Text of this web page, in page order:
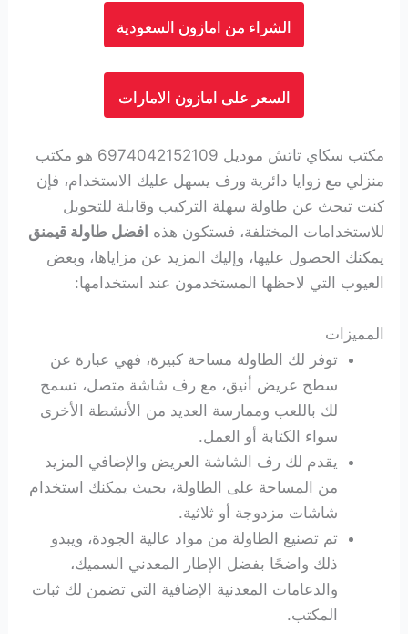
الشراء من امازون السعودية
السعر على امازون الامارات
مكتب سكاي تاتش موديل 6974042152109 هو مكتب
منزلي مع زوايا دائرية ورف يسهل عليك الاستخدام، فإن
كنت تبحث عن طاولة سهلة التركيب وقابلة للتحويل
للاستخدامات المختلفة، فستكون هذه افضل طاولة قيمنق
يمكنك الحصول عليها، وإليك المزيد عن مزاياها، وبعض
العيوب التي لاحظها المستخدمون عند استخدامها:
المميزات
توفر لك الطاولة مساحة كبيرة، فهي عبارة عن
سطح عريض أنيق، مع رف شاشة متصل، تسمح
لك باللعب وممارسة العديد من الأنشطة الأخرى
سواء الكتابة أو العمل.
يقدم لك رف الشاشة العريض والإضافي المزيد
من المساحة على الطاولة، بحيث يمكنك استخدام
شاشات مزدوجة أو ثلاثية.
تم تصنيع الطاولة من مواد عالية الجودة، ويبدو
ذلك واضحًا بفضل الإطار المعدني السميك،
والدعامات المعدنية الإضافية التي تضمن لك ثبات
المكتب.